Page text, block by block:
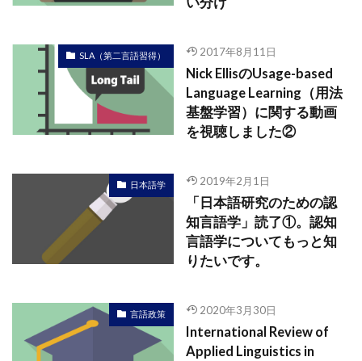
SLA（第二言語習得） 2017年8月11日
Nick EllisのUsage-based
Language Learning（用法
基盤学習）に関する動画
を視聴しました②
日本語学 2019年2月1日
「日本語研究のための認
知言語学」読了①。認知
言語学についてもっと知
りたいです。
言語政策 2020年3月30日
International Review of
Applied Linguistics in